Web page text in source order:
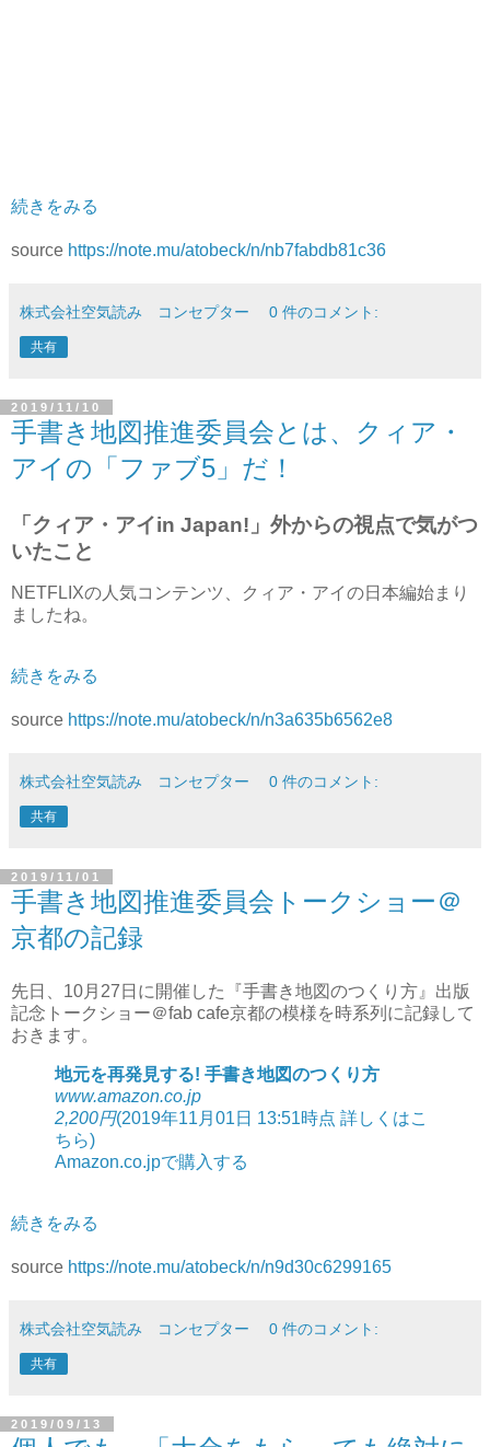
続きをみる
source https://note.mu/atobeck/n/nb7fabdb81c36
株式会社空気読み コンセプター 0 件のコメント:
共有
2019/11/10
手書き地図推進委員会とは、クィア・
アイの「ファブ5」だ！
「クィア・アイin Japan!」外からの視点で気がつ
いたこと
NETFLIXの人気コンテンツ、クィア・アイの日本編始まり
ましたね。
続きをみる
source https://note.mu/atobeck/n/n3a635b6562e8
株式会社空気読み コンセプター 0 件のコメント:
共有
2019/11/01
手書き地図推進委員会トークショー＠
京都の記録
先日、10月27日に開催した『手書き地図のつくり方』出版
記念トークショー＠fab cafe京都の模様を時系列に記録して
おきます。
地元を再発見する! 手書き地図のつくり方
www.amazon.co.jp
2,200円(2019年11月01日 13:51時点 詳しくはこ
ちら)
Amazon.co.jpで購入する
続きをみる
source https://note.mu/atobeck/n/n9d30c6299165
株式会社空気読み コンセプター 0 件のコメント:
共有
2019/09/13